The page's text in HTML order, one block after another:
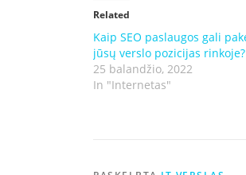
Related
Kaip SEO paslaugos gali
jūsų verslo pozicijas rinkoje?
25 balandžio, 2022
In "Internetas"